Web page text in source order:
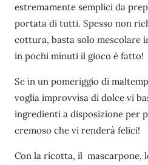
estremamente semplici da
portata di tutti. Spesso non
cottura, basta solo mescolare
in pochi minuti il gioco è fatto!
Se in un pomeriggio di
voglia improvvisa di dolce vi
ingredienti a disposizione per
cremoso che vi renderà felici!
Con la ricotta, il mascarpone,